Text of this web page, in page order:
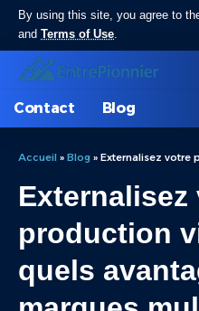
By using this site, you agree to
and Terms of Use.
Contact Blog
Accueil » Blog » Externalisez votre production
Externalisez
production
quels